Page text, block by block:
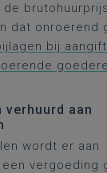
dat onroerend
bij
verhuurd aan
wordt er aan
vergoeding